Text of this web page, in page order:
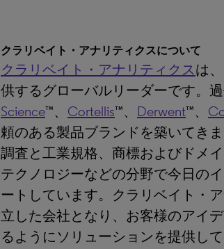
クラリベイト・アナリティクスについて
クラリベイト・アナリティクスは
供するグローバルリーダーです。
Science™、 Cortellis™、 Derwent™、
頼のある製品ブランドを築いてき
調査と工業規格、商標およびドメ
テクノロジーなどの分野で今日の
ートしています。クラリベイト・
立した会社となり、お客様のアイ
るようにソリューションを提供して